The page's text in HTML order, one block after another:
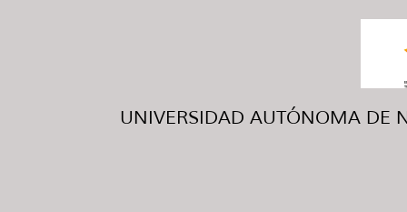
UNIVERSIDAD AUTÓNOMA DE